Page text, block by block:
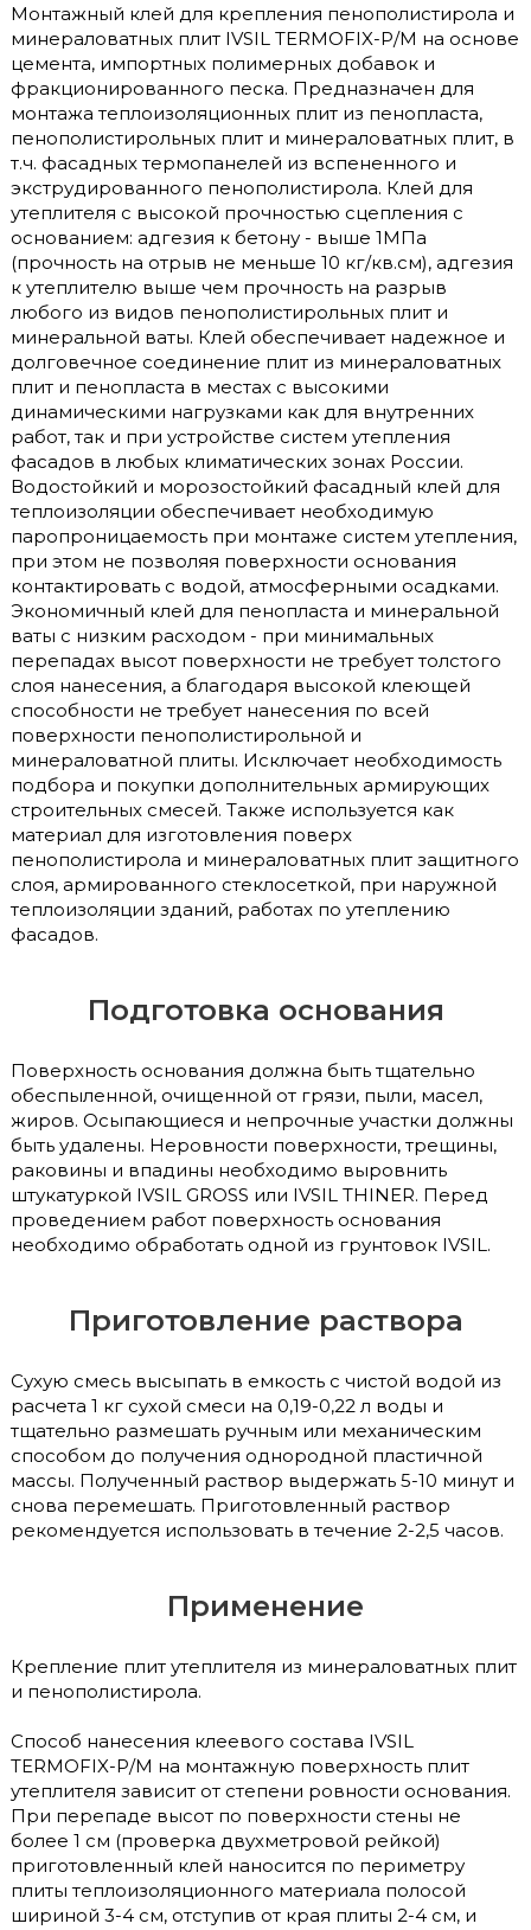
Монтажный клей для крепления пенополистирола и
минераловатных плит IVSIL TERMOFIX-Р/М на основе
цемента, импортных полимерных добавок и
фракционированного песка. Предназначен для
монтажа теплоизоляционных плит из пенопласта,
пенополистирольных плит и минераловатных плит, в
т.ч. фасадных термопанелей из вспененного и
экструдированного пенополистирола. Клей для
утеплителя с высокой прочностью сцепления с
основанием: адгезия к бетону - выше 1МПа
(прочность на отрыв не меньше 10 кг/кв.см), адгезия
к утеплителю выше чем прочность на разрыв
любого из видов пенополистирольных плит и
минеральной ваты. Клей обеспечивает надежное и
долговечное соединение плит из минераловатных
плит и пенопласта в местах с высокими
динамическими нагрузками как для внутренних
работ, так и при устройстве систем утепления
фасадов в любых климатических зонах России.
Водостойкий и морозостойкий фасадный клей для
теплоизоляции обеспечивает необходимую
паропроницаемость при монтаже систем утепления,
при этом не позволяя поверхности основания
контактировать с водой, атмосферными осадками.
Экономичный клей для пенопласта и минеральной
ваты с низким расходом - при минимальных
перепадах высот поверхности не требует толстого
слоя нанесения, а благодаря высокой клеющей
способности не требует нанесения по всей
поверхности пенополистирольной и
минераловатной плиты. Исключает необходимость
подбора и покупки дополнительных армирующих
строительных смесей. Также используется как
материал для изготовления поверх
пенополистирола и минераловатных плит защитного
слоя, армированного стеклосеткой, при наружной
теплоизоляции зданий, работах по утеплению
фасадов.
Подготовка основания
Поверхность основания должна быть тщательно
обеспыленной, очищенной от грязи, пыли, масел,
жиров. Осыпающиеся и непрочные участки должны
быть удалены. Неровности поверхности, трещины,
раковины и впадины необходимо выровнить
штукатуркой IVSIL GROSS или IVSIL THINER. Перед
проведением работ поверхность основания
необходимо обработать одной из грунтовок IVSIL.
Приготовление раствора
Сухую смесь высыпать в емкость с чистой водой из
расчета 1 кг сухой смеси на 0,19-0,22 л воды и
тщательно размешать ручным или механическим
способом до получения однородной пластичной
массы. Полученный раствор выдержать 5-10 минут и
снова перемешать. Приготовленный раствор
рекомендуется использовать в течение 2-2,5 часов.
Применение
Крепление плит утеплителя из минераловатных плит
и пенополистирола.
Способ нанесения клеевого состава IVSIL
TERMOFIX-Р/М на монтажную поверхность плит
утеплителя зависит от степени ровности основания.
При перепаде высот по поверхности стены не
более 1 см (проверка двухметровой рейкой)
приготовленный клей наносится по периметру
плиты теплоизоляционного материала полосой
шириной 3-4 см, отступив от края плиты 2-4 см, и